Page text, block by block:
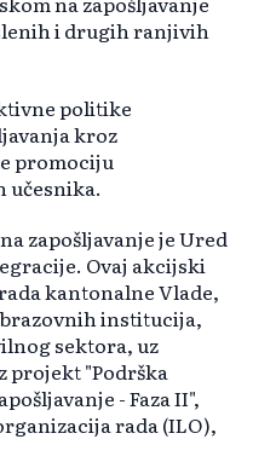
i drugih ranjivih
politike
kroz
promociju
učesnika.
zapošljavanje je Ured
Ovaj akcijski
kantonalne Vlade,
institucija,
sektora, uz
projekt "Podrška
- Faza II",
rada (ILO),